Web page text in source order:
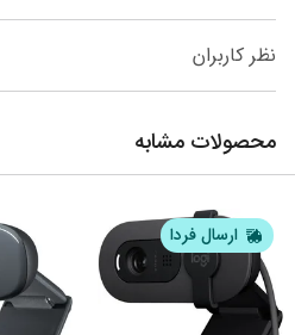
نظر کاربران
محصولات مشابه
ارسال فردا